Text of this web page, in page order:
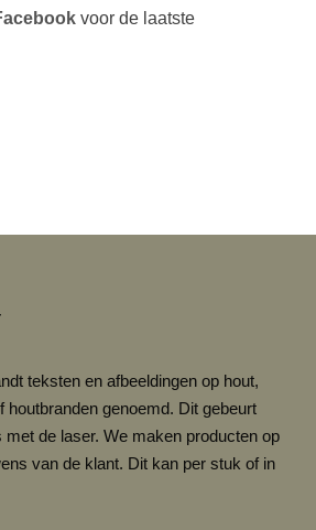
voor de laatste
teksten en afbeeldingen op hout,
houtbranden genoemd. Dit gebeurt
met de laser. We maken producten op
van de klant. Dit kan per stuk of in